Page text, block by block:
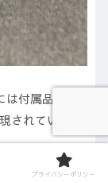
付属品が充
されていま
プライバシーポリシー